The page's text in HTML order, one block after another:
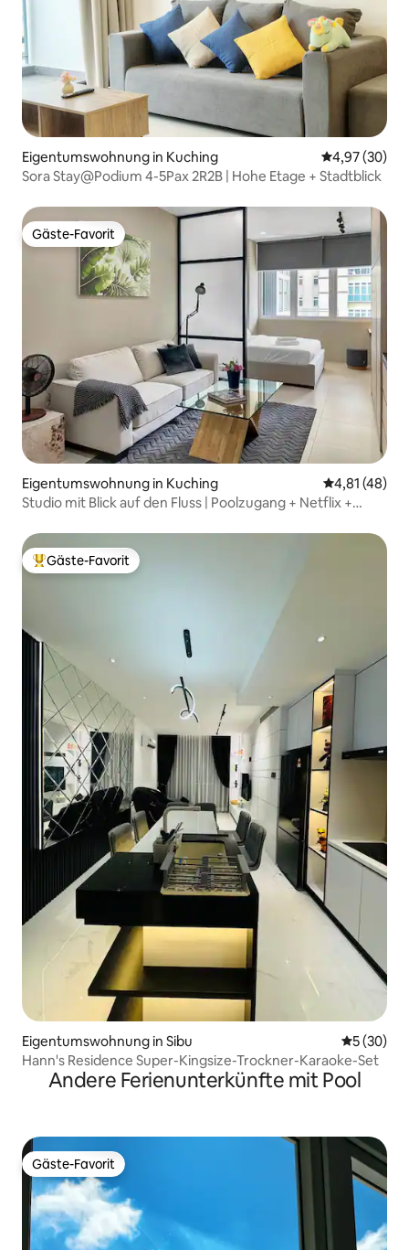
Eigentumswohnung in Kuching
4,97 (30)
Sora Stay@Podium 4-5Pax 2R2B | Hohe Etage + Stadtblick
Gäste-Favorit
Gäste-Favorit
Eigentumswohnung in Kuching
4,81 (48)
Studio mit Blick auf den Fluss | Poolzugang + Netflix +
Beliebter Gäste-Favorit.
Gäste-Favorit
Eigentumswohnung in Sibu
5 (30)
Hann's Residence Super-Kingsize-Trockner-Karaoke-Set
Andere Ferienunterkünfte mit Pool
Gäste-Favorit
Gäste-Favorit